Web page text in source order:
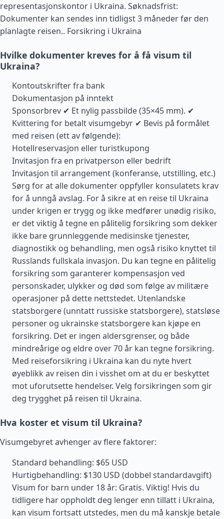
representasjonskontor i Ukraina. Søknadsfrist:
Dokumenter kan sendes inn tidligst 3 måneder før den
planlagte reisen.. Forsikring i Ukraina
Hvilke dokumenter kreves for å få visum til
Ukraina?
Kontoutskrifter fra bank
Dokumentasjon på inntekt
Sponsorbrev ✔ Et nylig passbilde (35×45 mm). ✔
Kvittering for betalt visumgebyr ✔ Bevis på formålet
med reisen (ett av følgende):
Hotellreservasjon eller turistkupong
Invitasjon fra en privatperson eller bedrift
Invitasjon til arrangement (konferanse, utstilling, etc.)
Sørg for at alle dokumenter oppfyller konsulatets krav
for å unngå avslag. For å sikre at en reise til Ukraina
under krigen er trygg og ikke medfører unødig risiko,
er det viktig å tegne en pålitelig forsikring som dekker
ikke bare grunnleggende medisinske tjenester,
diagnostikk og behandling, men også risiko knyttet til
Russlands fullskala invasjon. Du kan tegne en pålitelig
forsikring som garanterer kompensasjon ved
personskader, ulykker og død som følge av militære
operasjoner på dette nettstedet. Utenlandske
statsborgere (unntatt russiske statsborgere), statsløse
personer og ukrainske statsborgere kan kjøpe en
forsikring. Det er ingen aldersgrenser, og både
mindreårige og eldre over 70 år kan tegne forsikring.
Med reiseforsikring i Ukraina kan du nyte hvert
øyeblikk av reisen din i visshet om at du er beskyttet
mot uforutsette hendelser. Velg forsikringen som gir
deg trygghet på reisen til Ukraina.
Hva koster et visum til Ukraina?
Visumgebyret avhenger av flere faktorer:
Standard behandling: $65 USD
Hurtigbehandling: $130 USD (dobbel standardavgift)
Visum for barn under 18 år: Gratis. Viktig! Hvis du
tidligere har oppholdt deg lenger enn tillatt i Ukraina,
kan visum fortsatt utstedes, men du må kanskje betale